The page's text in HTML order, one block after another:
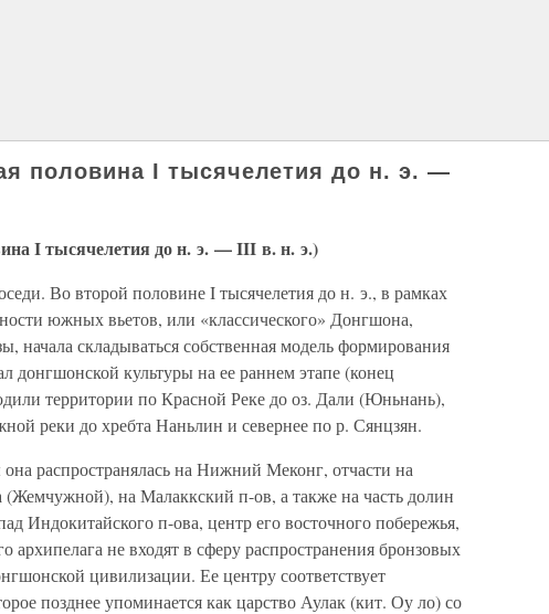
половина I тысячелетия до н. э. —
I тысячелетия до н. э. — III в. н. э.)
Во второй половине I тысячелетия до н. э., в рамках
южных вьетов, или «классического» Донгшона,
начала складываться собственная модель формирования
донгшонской культуры на ее раннем этапе (конец
территории по Красной Реке до оз. Дали (Юньнань),
реки до хребта Наньлин и севернее по р. Сянцзян.
распространялась на Нижний Меконг, отчасти на
на Малаккский п-ов, а также на часть долин
Индокитайского п-ова, центр его восточного побережья,
не входят в сферу распространения бронзовых
цивилизации. Ее центру соответствует
позднее упоминается как царство Аулак (кит. Оу ло) со